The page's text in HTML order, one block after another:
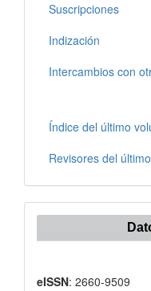
Suscripciones
Indización
Intercambios con
Índice del último
Revisores del
eISSN: 2660-9509